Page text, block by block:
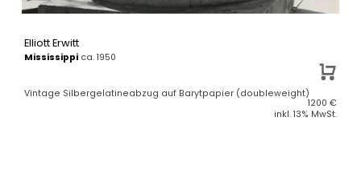
Elliott Erwitt
Mississippi ca. 1950
Vintage Silbergelatineabzug auf Barytpapier (doubleweight)
1200 €
inkl. 13% MwSt.